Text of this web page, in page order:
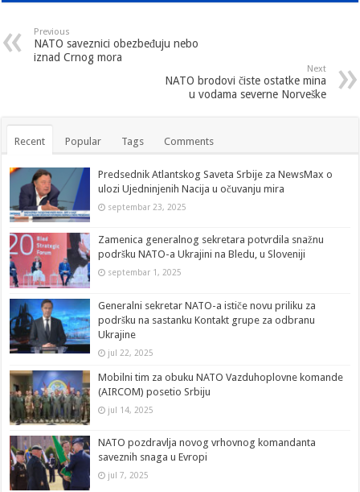
Previous
NATO saveznici obezbeđuju nebo
iznad Crnog mora
Next
NATO brodovi čiste ostatke mina
u vodama severne Norveške
Recent Popular Tags Comments
Predsednik Atlantskog Saveta Srbije za NewsMax o
ulozi Ujedninjenih Nacija u očuvanju mira
septembar 23, 2025
Zamenica generalnog sekretara potvrdila snažnu
podršku NATO-a Ukrajini na Bledu, u Sloveniji
septembar 1, 2025
Generalni sekretar NATO-a ističe novu priliku za
podršku na sastanku Kontakt grupe za odbranu
Ukrajine
jul 22, 2025
Mobilni tim za obuku NATO Vazduhoplovne komande
(AIRCOM) posetio Srbiju
jul 14, 2025
NATO pozdravlja novog vrhovnog komandanta
saveznih snaga u Evropi
jul 7, 2025